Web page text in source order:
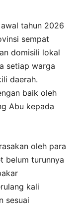
tahun 2026
sempat
domisili lokal
setiap warga
daerah.
baik oleh
Abu kepada
oleh para
belum turunnya
kali
sesuai